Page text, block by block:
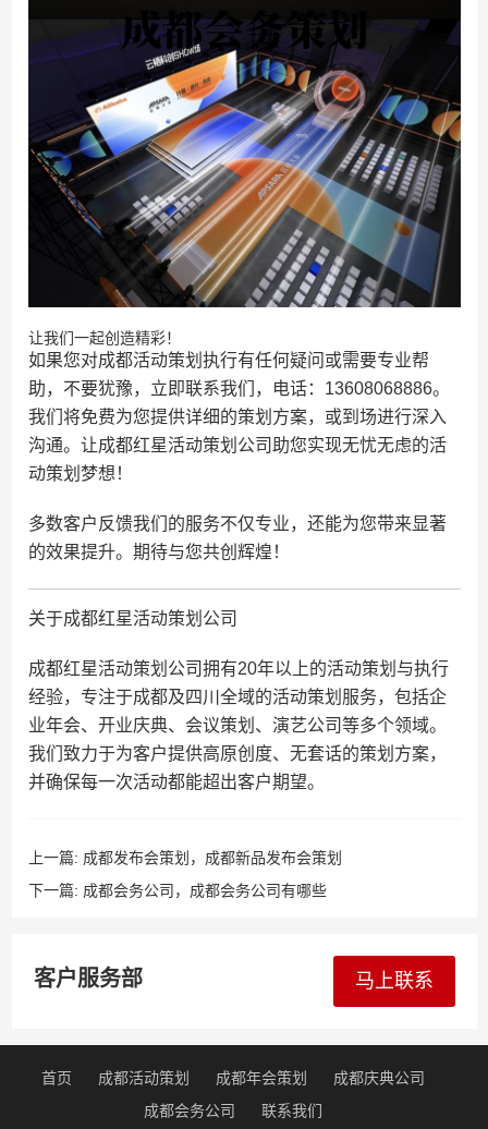
让我们一起创造精彩！
如果您对成都活动策划执行有任何疑问或需要专业帮
助，不要犹豫，立即联系我们，电话：13608068886。
我们将免费为您提供详细的策划方案，或到场进行深入
沟通。让成都红星活动策划公司助您实现无忧无虑的活
动策划梦想！
多数客户反馈我们的服务不仅专业，还能为您带来显著
的效果提升。期待与您共创辉煌！
关于成都红星活动策划公司
成都红星活动策划公司拥有20年以上的活动策划与执行
经验，专注于成都及四川全域的活动策划服务，包括企
业年会、开业庆典、会议策划、演艺公司等多个领域。
我们致力于为客户提供高原创度、无套话的策划方案，
并确保每一次活动都能超出客户期望。
上一篇: 成都发布会策划，成都新品发布会策划
下一篇: 成都会务公司，成都会务公司有哪些
客户服务部 马上联系
首页 成都活动策划 成都年会策划
成都庆典公司
成都会务公司
联系我们